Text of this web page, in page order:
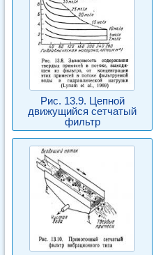
Рис. 13.9. Цепной
движущийся сетчатый
фильтр